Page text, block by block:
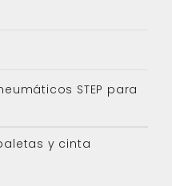
STEP para
y cinta